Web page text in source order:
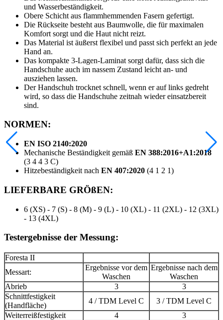
und Wasserbeständigkeit.
Obere Schicht aus flammhemmenden Fasern gefertigt.
Die Rückseite besteht aus Baumwolle, die für maximalen
Komfort sorgt und die Haut nicht reizt.
Das Material ist äußerst flexibel und passt sich perfekt an jede
Hand an.
Das kompakte 3-Lagen-Laminat sorgt dafür, dass sich die
Handschuhe auch im nassem Zustand leicht an- und
ausziehen lassen.
Der Handschuh trocknet schnell, wenn er auf links gedreht
wird, so dass die Handschuhe zeitnah wieder einsatzbereit
sind.
NORMEN:
EN ISO 2140:2020
Mechanische Beständigkeit gemäß EN 388:2016+A1:2018
(3 4 4 3 C)
Hitzebeständigkeit nach EN 407:2020 (4 1 2 1)
LIEFERBARE GRÖßEN:
6 (XS) - 7 (S) - 8 (M) - 9 (L) - 10 (XL) - 11 (2XL) - 12 (3XL)
- 13 (4XL)
Testergebnisse der Messung:
Foresta II
Messart:
Ergebnisse vor dem
Waschen
Ergebnisse nach dem
Waschen
Abrieb
3
3
Schnittfestigkeit
(Handfläche)
4 / TDM Level C
3 / TDM Level C
Weiterreißfestigkeit
4
3